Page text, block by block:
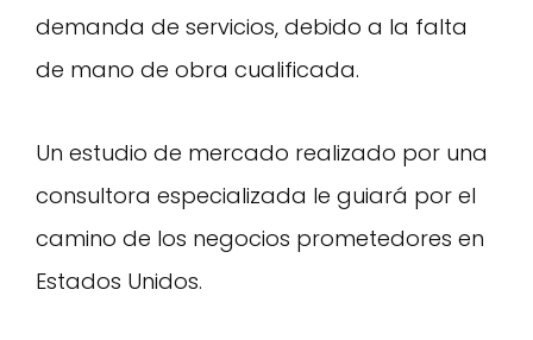
demanda de servicios, debido a la falta
de mano de obra cualificada.
Un estudio de mercado realizado por una
consultora especializada le guiará por el
camino de los negocios prometedores en
Estados Unidos.